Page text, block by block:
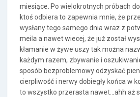
miesiące. Po wielokrotnych próbach
ktoś odbiera to zapewnia mnie, że
wysłany tego samego dnia wraz z
meila a nawet wiecej, że już został
kłamanie w żywe uszy tak można
każdym razem, zbywanie i
sposób bezproblemowy odzyskać
cierpliwość i nerwy dobiegły końca w
to wszystko przerasta nawet...ahh aż